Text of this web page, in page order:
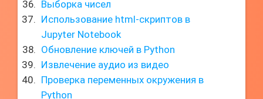
Выборка чисел
Использование html-скриптов в
Jupyter Notebook
Обновление ключей в Python
Извлечение аудио из видео
Проверка переменных окружения в
Python